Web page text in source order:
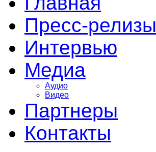
Пресс-релизы
Интервью
Медиа
Аудио
Видео
Партнеры
Контакты